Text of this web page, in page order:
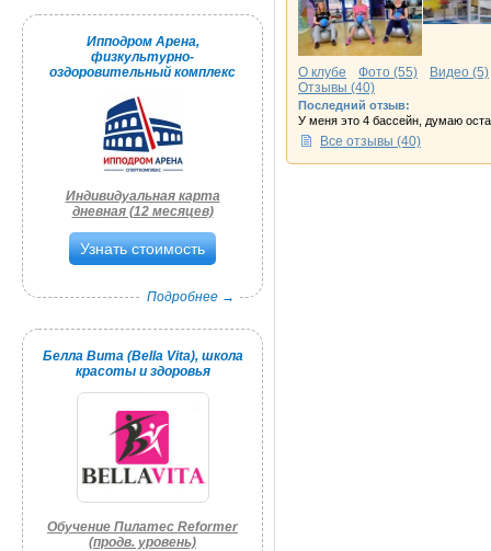
Ипподром Арена,
физкультурно-
оздоровительный комплекс
Индивидуальная карта
дневная (12 месяцев)
Узнать стоимость
Подробнее →
Белла Вита (Bella Vita), школа
красоты и здоровья
Обучение Пилатес Reformer
(продв. уровень)
О клубе Фото (55)
Видео (5)
Отзывы (40)
Последний отзыв:
У меня это 4 бассейн, думаю
Все отзывы (40)